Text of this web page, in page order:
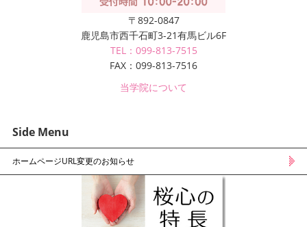
〒892-0847
鹿児島市西千石町3-21有馬ビル6F
TEL：099-813-7515
FAX：099-813-7516
当学院について
Side Menu
ホームページURL変更のお知らせ